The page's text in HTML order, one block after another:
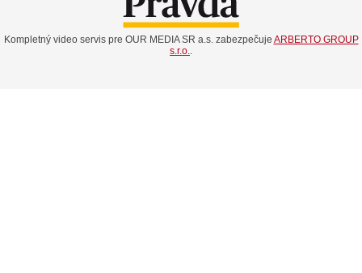
Kompletný video servis pre OUR MEDIA SR a.s. zabezpečuje ARBERTO GROUP
s.r.o..